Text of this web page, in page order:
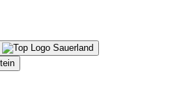
Sauerland